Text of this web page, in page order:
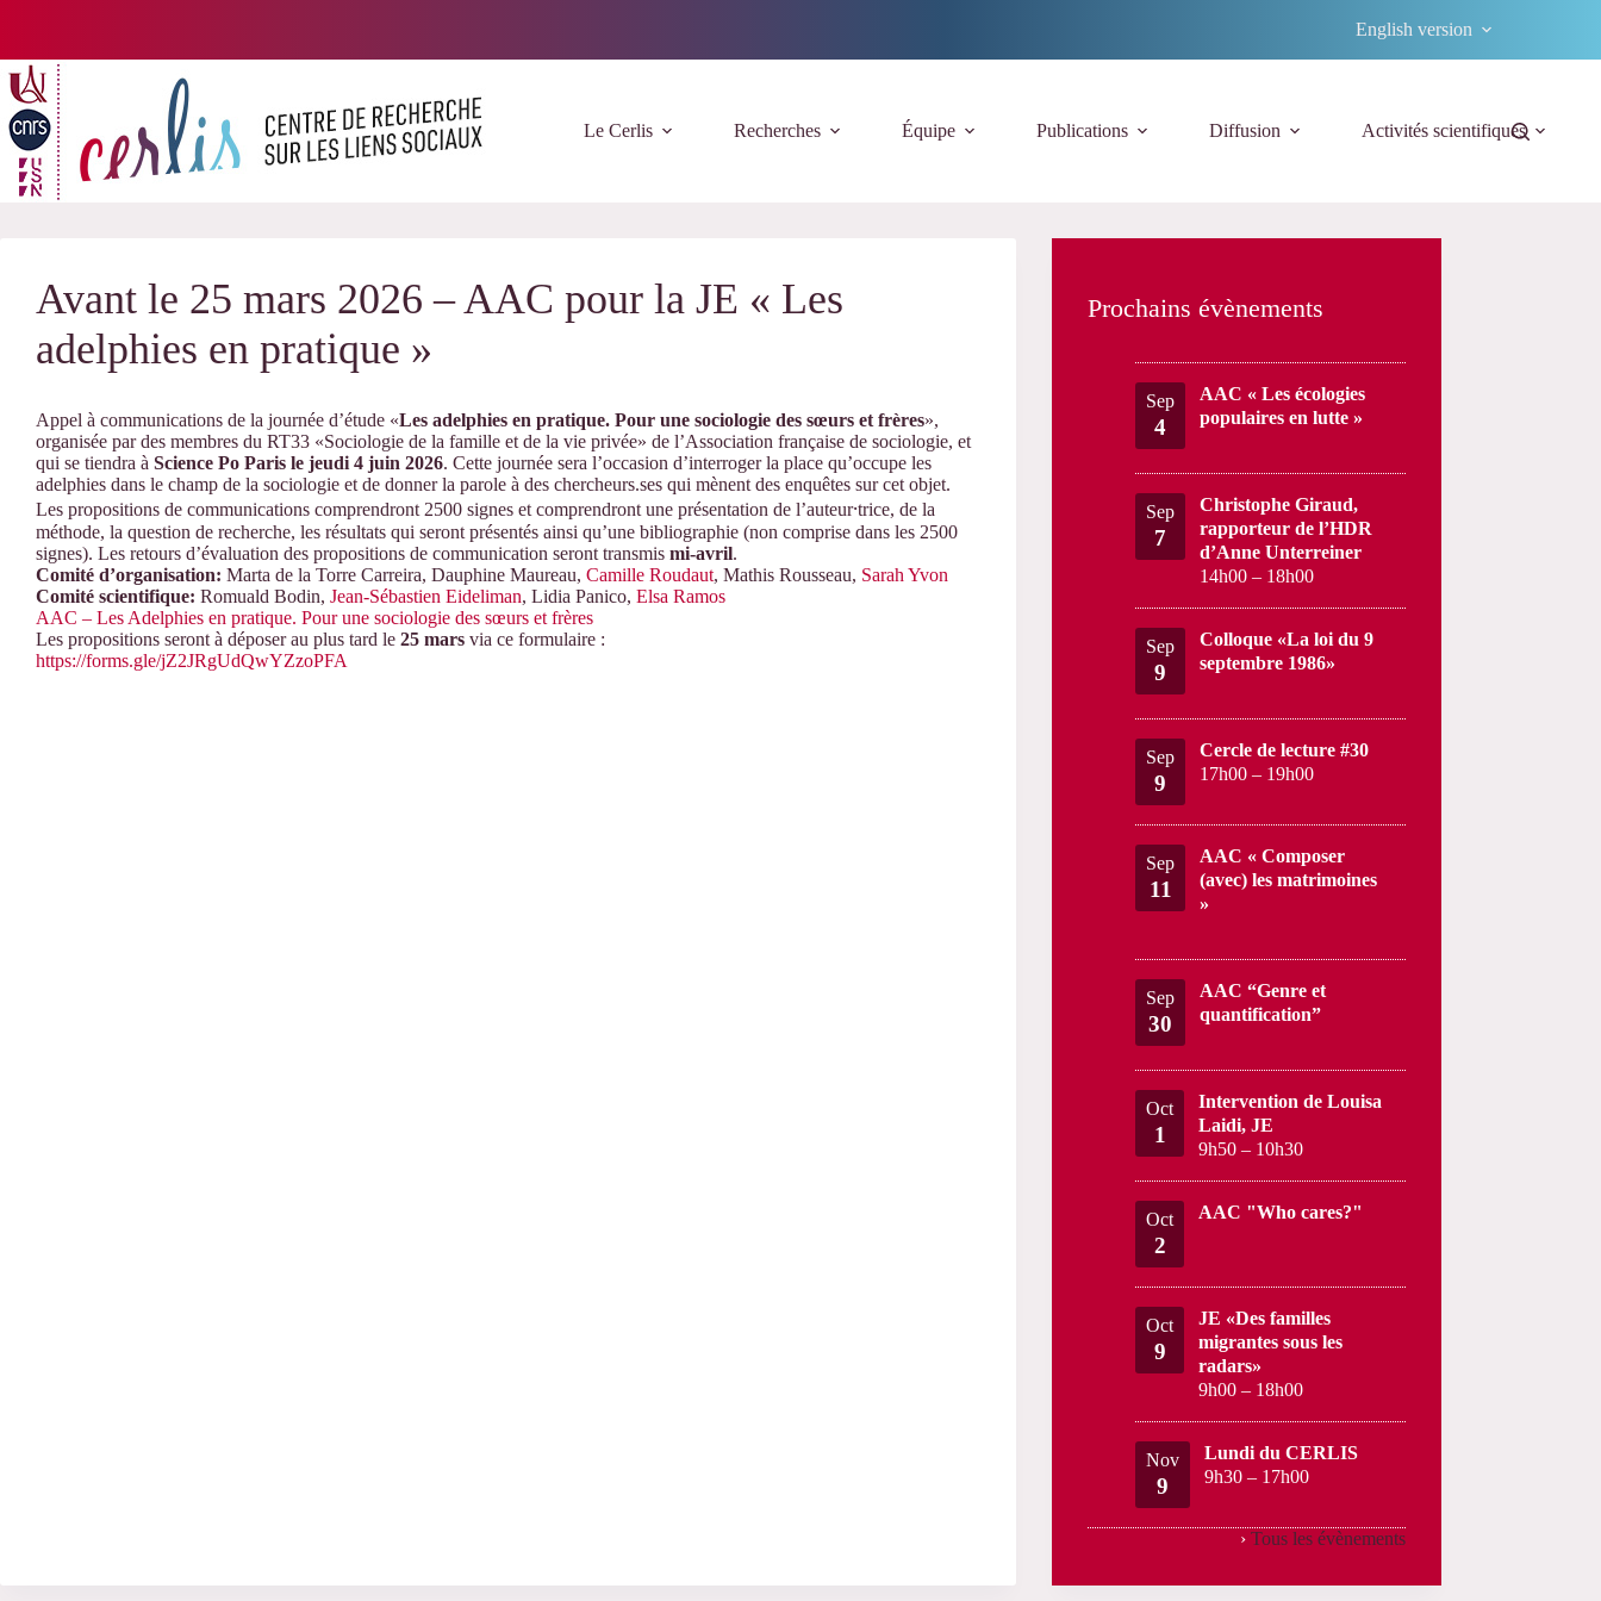
English version
Le Cerlis Recherches Équipe Publications Diffusion Activités scientifiques
Avant le 25 mars 2026 – AAC pour la JE « Les
adelphies en pratique »
Appel à communications de la journée d’étude «Les adelphies en pratique. Pour une sociologie des sœurs et frères»,
organisée par des membres du RT33 «Sociologie de la famille et de la vie privée» de l’Association française de sociologie, et
qui se tiendra à Science Po Paris le jeudi 4 juin 2026. Cette journée sera l’occasion d’interroger la place qu’occupe les
adelphies dans le champ de la sociologie et de donner la parole à des chercheurs.ses qui mènent des enquêtes sur cet objet.
Les propositions de communications comprendront 2500 signes et comprendront une présentation de l’auteur⸱trice, de la
méthode, la question de recherche, les résultats qui seront présentés ainsi qu’une bibliographie (non comprise dans les 2500
signes). Les retours d’évaluation des propositions de communication seront transmis mi-avril.
Comité d’organisation: Marta de la Torre Carreira, Dauphine Maureau, Camille Roudaut, Mathis Rousseau, Sarah Yvon
Comité scientifique: Romuald Bodin, Jean-Sébastien Eideliman, Lidia Panico, Elsa Ramos
AAC – Les Adelphies en pratique. Pour une sociologie des sœurs et frères
Les propositions seront à déposer au plus tard le 25 mars via ce formulaire :
https://forms.gle/jZ2JRgUdQwYZzoPFA
Prochains évènements
Sep
4
AAC « Les écologies
populaires en lutte »
Sep
7
Christophe Giraud,
rapporteur de l’HDR
d’Anne Unterreiner
14h00 – 18h00
Sep
9
Colloque «La loi du 9
septembre 1986»
Sep
9
Cercle de lecture #30
17h00 – 19h00
Sep
11
AAC « Composer
(avec) les matrimoines
»
Sep
30
AAC “Genre et
quantification”
Oct
1
Intervention de Louisa
Laidi, JE
9h50 – 10h30
Oct
2
AAC "Who cares?"
Oct
9
JE «Des familles
migrantes sous les
radars»
9h00 – 18h00
Nov
9
Lundi du CERLIS
9h30 – 17h00
› Tous les évènements